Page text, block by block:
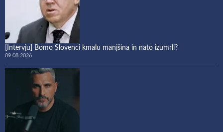
[Intervju] Bomo Slovenci kmalu manjšina in nato izumrli?
09.08.2026